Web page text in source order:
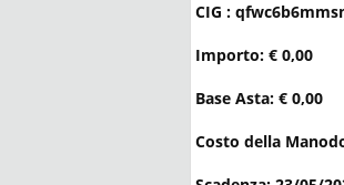
CIG :
Importo: € 0,00
Base Asta: € 0,00
Costo della